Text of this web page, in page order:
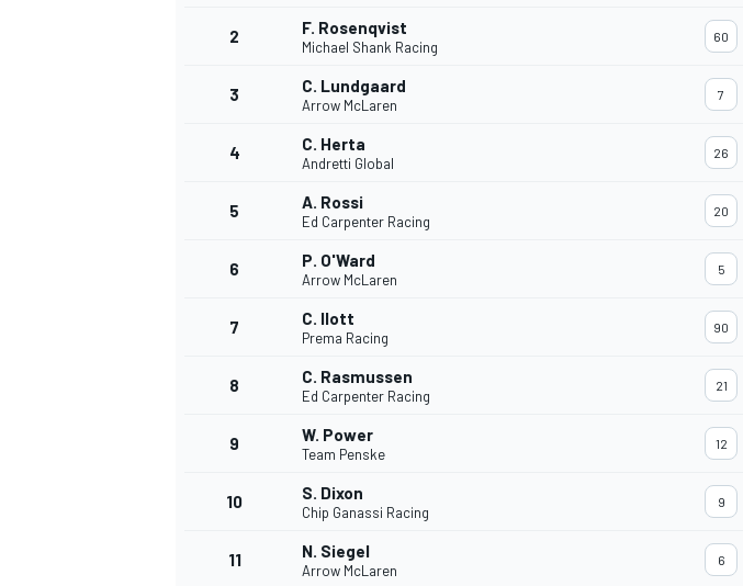
2 F. Rosenqvist
Michael Shank Racing
60
3 C. Lundgaard
Arrow McLaren
7
4 C. Herta
Andretti Global
26
5 A. Rossi
Ed Carpenter Racing
20
6 P. O'Ward
Arrow McLaren
5
7 C. Ilott
Prema Racing
90
8 C. Rasmussen
Ed Carpenter Racing
21
9 W. Power
Team Penske
12
10 S. Dixon
Chip Ganassi Racing
9
11 N. Siegel
Arrow McLaren
6